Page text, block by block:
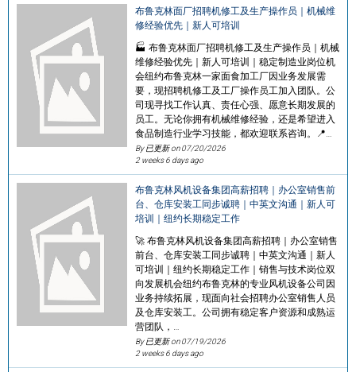
布鲁克林面厂招聘机修工及生产操作员｜机械维
修经验优先｜新人可培训
🏭 布鲁克林面厂招聘机修工及生产操作员｜机械
维修经验优先｜新人可培训｜稳定制造业岗位机
会纽约布鲁克林一家面食加工厂因业务发展需
要，现招聘机修工及工厂操作员工加入团队。公
司现寻找工作认真、责任心强、愿意长期发展的
员工。无论你拥有机械维修经验，还是希望进入
食品制造行业学习技能，都欢迎联系咨询。📍…
By 已更新 on07/20/2026
2 weeks 6 days ago
布鲁克林风机设备集团高薪招聘｜办公室销售前
台、仓库安装工同步诚聘｜中英文沟通｜新人可
培训｜纽约长期稳定工作
🚀 布鲁克林风机设备集团高薪招聘｜办公室销售
前台、仓库安装工同步诚聘｜中英文沟通｜新人
可培训｜纽约长期稳定工作｜销售与技术岗位双
向发展机会纽约布鲁克林的专业风机设备公司因
业务持续拓展，现面向社会招聘办公室销售人员
及仓库安装工。公司拥有稳定客户资源和成熟运
营团队，…
By 已更新 on07/19/2026
2 weeks 6 days ago